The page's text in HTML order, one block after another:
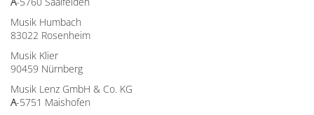
Musik Humbach
83022 Rosenheim
Musik Klier
90459 Nürnberg
Musik Lenz GmbH & Co. KG
A-5751 Maishofen